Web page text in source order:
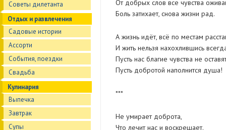
Советы дилетанта
Отдых и развлечения
Садовые истории
Ассорти
События, поездки
Свадьба
Кулинария
Выпечка
Завтрак
Супы
От добрых слов все чувства
Боль затихает, снова жизни рад.
А жизнь идёт, всё по местам
И жить нельзя нахохлившись
Пусть нас благие чувства не
Пусть добротой наполнится душа!
***
Не умирает доброта,
Что лечит нас и воскрешает.